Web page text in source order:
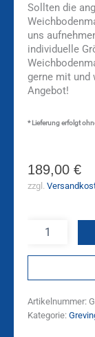
Sollten die
uns
individuelle
gerne mit und
Angebot!
* Lieferung erfolgt
189,00 €
zzgl.
Artikelnummer:
Kategorie: